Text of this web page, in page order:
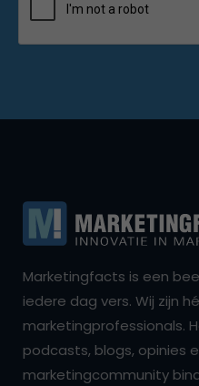
Marketingfacts is een
iedere dag vers. Wij zijn
marketingprofessionals.
podcasts, blogs, opinies
marketingcommunity